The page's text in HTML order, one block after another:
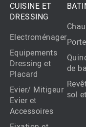
CUISINE ET
DRESSING
Electroménager
Equipements
Dressing et
Placard
Evier/ Mitigeur
Evier et
Accessoires
de
sol